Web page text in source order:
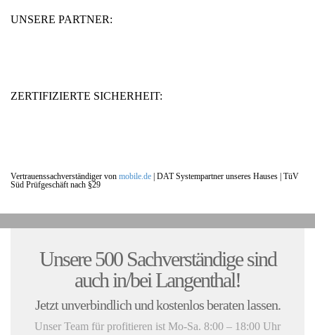
UNSERE PARTNER:
ZERTIFIZIERTE SICHERHEIT:
Vertrauenssachverständiger von mobile.de DAT Systempartner unseres Hauses | TüV
Süd Prüfgeschäft nach §29
Unsere 500 Sachverständige sind
auch in/bei Langenthal!
Jetzt unverbindlich und kostenlos beraten lassen.
Unser Team für profitieren ist Mo-Sa. 8:00 – 18:00 Uhr